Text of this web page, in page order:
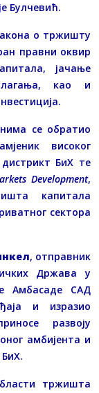
Булчевић.
о тржишту
правни оквир
јачање
као и
се обратио
високог
БиХ те
Development,
капитала
сектора
, отправник
Држава у
Амбасаде САД
и изразио
развоју
амбијента и
тржишта